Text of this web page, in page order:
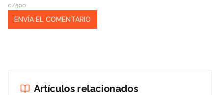
0/500
Artículos relacionados